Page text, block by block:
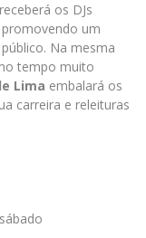
os DJs
um
Na mesma
tempo muito
Lima embalará os
carreira e releituras